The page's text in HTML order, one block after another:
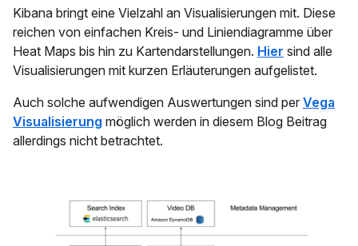
Kibana bringt eine Vielzahl an Visualisierungen mit. Diese
reichen von einfachen Kreis- und Liniendiagramme über
Heat Maps bis hin zu Kartendarstellungen. Hier sind alle
Visualisierungen mit kurzen Erläuterungen aufgelistet.
Auch solche aufwendigen Auswertungen sind per Vega
Visualisierung möglich werden in diesem Blog Beitrag
allerdings nicht betrachtet.